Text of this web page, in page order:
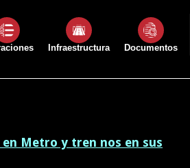
Infraestructura Documentos
Metro y tren nos en sus